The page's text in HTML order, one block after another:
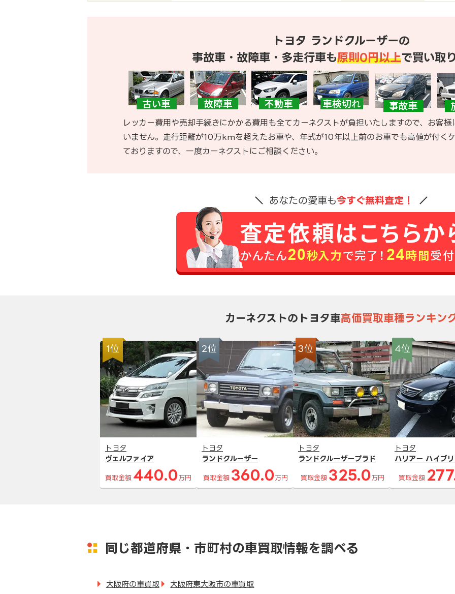
トヨタ ランドクルーザーの
事故車・故障車・多走行車も原則0円以上で買い取
レッカー費用や売却手続きにかかる費用も全てカーネクストが負担いたしますので、お客
いません。走行距離が10万kmを超えたお車や、年式が10年以上前のお車でも高値が付く
ておりますので、一度カーネクストにご相談ください。
あなたの愛車も今すぐ無料査定！
カーネクストのトヨタ車高価買取車種ランキン
1位
トヨタ
ヴェルファイア
買取金額 440.0 万円
2位
トヨタ
ランドクルーザー
買取金額 360.0 万円
3位
トヨタ
ランドクルーザープラド
買取金額 325.0 万円
4位
トヨタ
ハリアー ハイブ
買取金額
同じ都道府県・市町村の車買取情報を調べる
大阪府の車買取 大阪府東大阪市の車買取